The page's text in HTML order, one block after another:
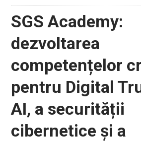
SGS Academy:
dezvoltarea
competențelor
pentru Digital
AI, a securității
cibernetice și a